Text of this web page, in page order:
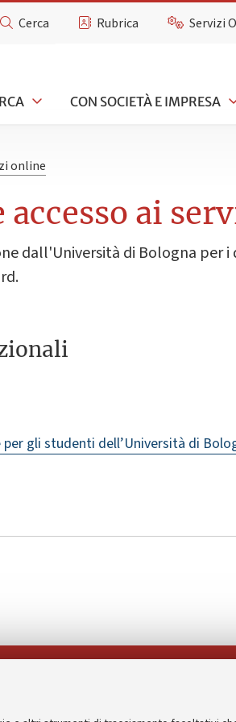
Cerca Rubrica Servizi
CON SOCIETÀ E IMPRESA
online
ai
dall'Università di Bologna per
gli studenti dell’Università di